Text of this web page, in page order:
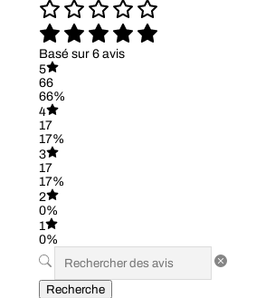
Basé sur 6 avis
5
66
66%
4
17
17%
3
17
17%
2
0%
1
0%
Recherche